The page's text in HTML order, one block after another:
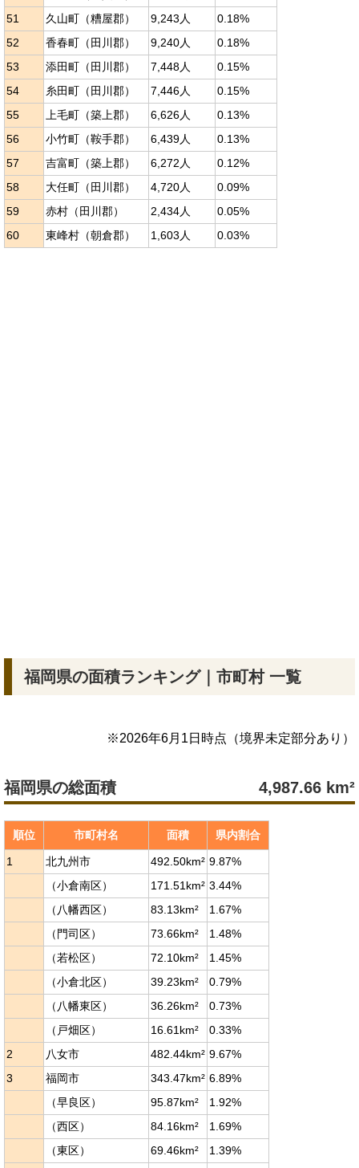
51
久山町（糟屋郡） 9,243人
0.18%
52
香春町（田川郡） 9,240人
0.18%
53
添田町（田川郡） 7,448人
0.15%
54
糸田町（田川郡） 7,446人
0.15%
55
上毛町（築上郡） 6,626人
0.13%
56
小竹町（鞍手郡） 6,439人
0.13%
57
吉富町（築上郡） 6,272人
0.12%
58
大任町（田川郡） 4,720人
0.09%
59
赤村（田川郡） 2,434人
0.05%
60
東峰村（朝倉郡） 1,603人 0.03%
福岡県の面積ランキング｜市町村 一覧
※2026年6月1日 時点（境界未定部分あり）
福岡県の総面積 4,987.66 km²
順位 市町村名 面積 県内割合
1 北九州市 492.50km² 9.87%
（小倉南区）
171.51km² 3.44%
（八幡西区）
83.13km²
1.67%
（門司区）
73.66km²
1.48%
（若松区）
72.10km²
1.45%
（小倉北区）
39.23km²
0.79%
（八幡東区）
36.26km²
0.73%
（戸畑区）
16.61km²
0.33%
2
八女市 482.44km² 9.67%
3
福岡市 343.47km² 6.89%
（早良区）
95.87km²
1.92%
（西区）
84.16km²
1.69%
（東区）
69.46km²
1.39%